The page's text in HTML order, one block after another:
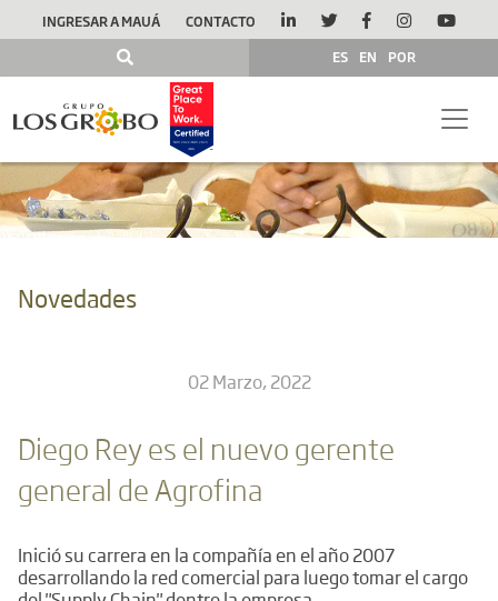
INGRESAR A MAUÁ
CONTACTO
ES
EN POR
Novedades
02 Marzo, 2022
Diego Rey es el nuevo gerente
general de Agrofina
Inició su carrera en la compañía en el año 2007
desarrollando la red comercial para luego tomar el cargo